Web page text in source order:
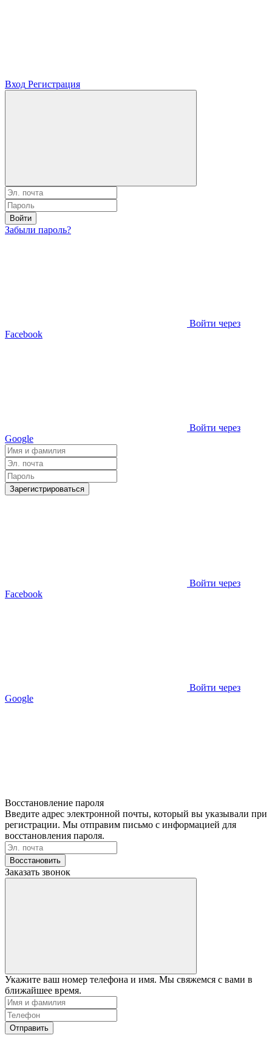
Вход Регистрация
Войти
Забыли пароль?
Войти через
Facebook
Войти через
Google
Зарегистрироваться
Войти через
Facebook
Войти через
Google
Восстановление пароля
Введите адрес электронной почты, который вы указывали при
регистрации. Мы отправим письмо с информацией для
восстановления пароля.
Восстановить
Заказать звонок
Укажите ваш номер телефона и имя. Мы свяжемся с вами в
ближайшее время.
Отправить